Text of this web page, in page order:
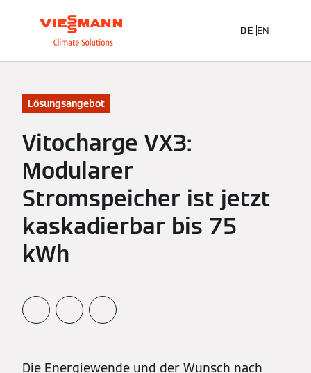
DE EN
Lösungsangebot
Vitocharge VX3:
Modularer
Stromspeicher ist jetzt
kaskadierbar bis 75
kWh
Die Energiewende und der Wunsch nach